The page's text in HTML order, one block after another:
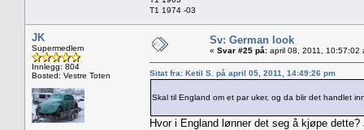
T1 1974 -03
JK
Supermedlem
Innlegg: 804
Bosted: Vestre Toten
Sv: German look
« Svar #25 på: april 08, 2011, 10:57:02
Sitat fra: Ketil S. på april 05, 2011, 14:49:26 pm
Skal til England om et par uker, og da blir det handlet
Hvor i England lønner det seg å kjøpe